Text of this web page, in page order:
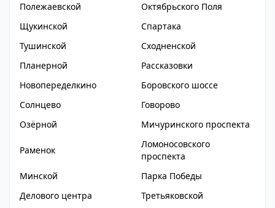
Полежаевской
Октябрьского Поля
Щукинской
Спартака
Тушинской
Сходненской
Планерной
Рассказовки
Новопеределкино
Боровского шоссе
Солнцево
Говорово
Озёрной
Мичуринского проспекта
Раменок
Ломоносовского
проспекта
Минской
Парка Победы
Делового центра
Третьяковской